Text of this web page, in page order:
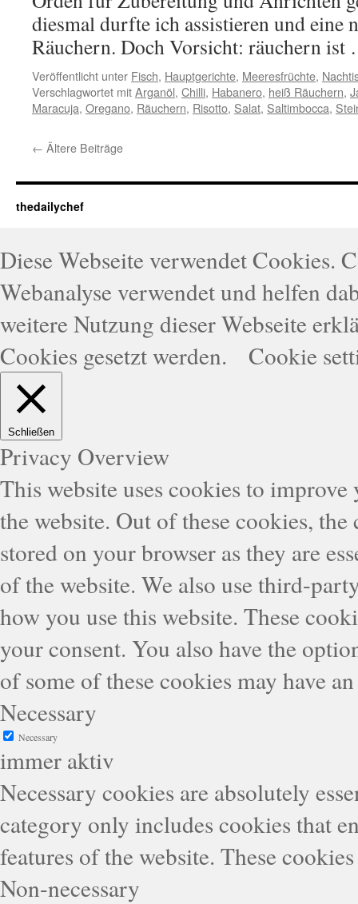
diesmal durfte ich assistieren und eine
Räuchern. Doch Vorsicht: räuchern
Veröffentlicht unter Fisch, Hauptgerichte, Meeresfrüchte,
Verschlagwortet mitArganöl, Chilli, Habanero, heiß Räuchern,
Maracuja, Oregano, Räuchern, Risotto, Salat, Saltimbocca,
← Ältere Beiträge
thedailychef
Diese Webseite verwendet Cookies.
Webanalyse verwendet und helfen
weitere Nutzung dieser Webseite
Cookies gesetzt werden.
Cookie
Schließen
Privacy Overview
This website uses cookies to
the website. Out of these cookies,
stored on your browser as they are
of the website. We also use third-
how you use this website. These
your consent. You also have the
of some of these cookies may have
Necessary
Necessary
immer aktiv
Necessary cookies are absolutely
category only includes cookies that
features of the website. These
Non-necessary